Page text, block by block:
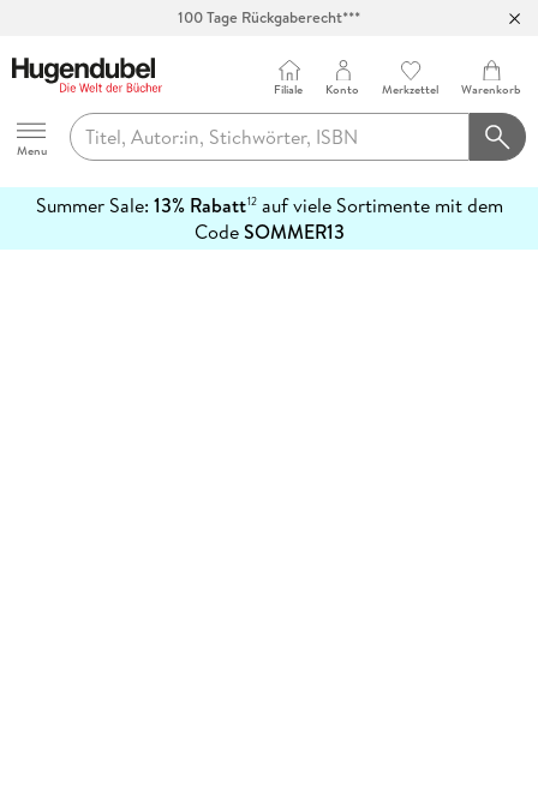
100 Tage Rückgaberecht***
Hugendubel
Menu
Filiale Konto Merkzettel Warenkorb
Summer Sale: 13% Rabatt12auf viele Sortimente mit dem
CodeSOMMER13
erfahren